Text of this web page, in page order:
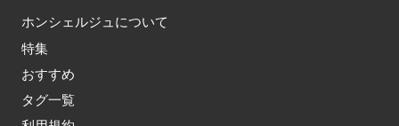
ホンシェルジュについて
特集
おすすめ
タグ一覧